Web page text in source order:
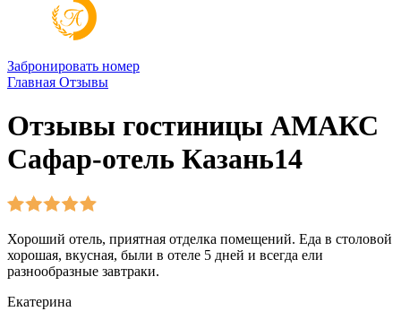
Забронировать номер
Главная Отзывы
Отзывы гостиницы АМАКС
Сафар-отель Казань14
Хороший отель, приятная отделка помещений. Еда в столовой
хорошая, вкусная, были в отеле 5 дней и всегда ели
разнообразные завтраки.
Екатерина